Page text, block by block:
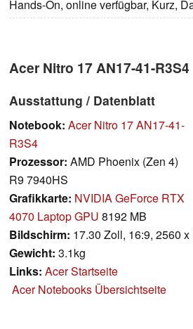
Hands-On, online verfügbar, Kurz,
Acer Nitro 17 AN17-41-R3S4
Ausstattung / Datenblatt
Notebook: Acer Nitro 17 AN17-41-
R3S4
Prozessor: AMD Phoenix (Zen 4)
R9 7940HS
Grafikkarte: NVIDIA GeForce RTX
4070 Laptop GPU 8192 MB
Bildschirm: 17.30 Zoll, 16:9, 2560
Gewicht: 3.1kg
Links: Acer Startseite
Acer Notebooks Übersichtseite